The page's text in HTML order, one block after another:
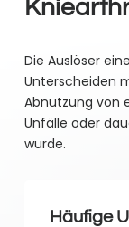
Die Auslöser
Unterscheiden
Abnutzung von
Unfälle oder
wurde.
Häufige